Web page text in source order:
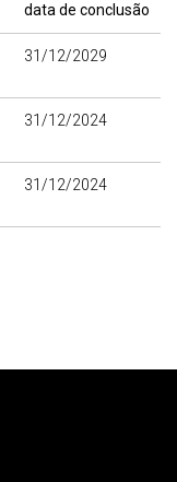
data de conclusão
31/12/2029
31/12/2024
31/12/2024